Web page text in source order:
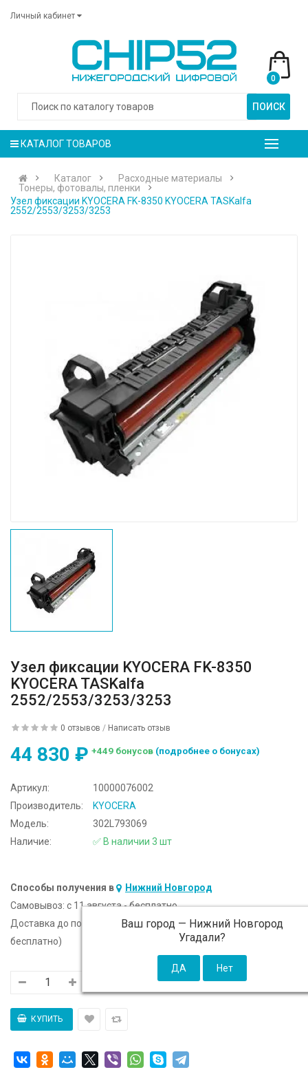
Личный кабинет
ПОИСК
0
КАТАЛОГ ТОВАРОВ
Каталог
Расходные материалы
Тонеры, фотовалы, пленки
Узел фиксации KYOCERA FK-8350 KYOCERA TASKalfa
2552/2553/3253/3253
Узел фиксации KYOCERA FK-8350
KYOCERA TASKalfa
2552/2553/3253/3253
0 отзывов / Написать отзыв
44 830 ₽ +449 бонусов (подробнее о бонусах)
Артикул:
10000076002
Производитель:
KYOCERA
Модель:
302L793069
Наличие:
✅ В наличии 3 шт
Способы получения в Нижний Новгород
Ваш город — Нижний Новгород
Угадали?
Самовывоз: c 11 августа - бесплатно
Доставка до подъезда:
c 11 августа - 300 ₽ (от 5 000 ₽
бесплатно)